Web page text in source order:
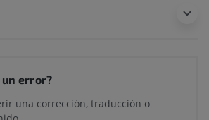
error?
una corrección, traducción o